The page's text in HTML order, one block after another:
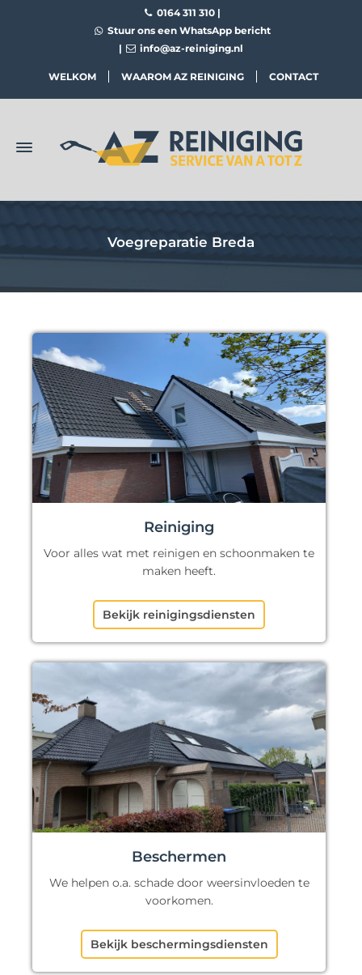
0164 311 310 |
Stuur ons een WhatsApp bericht
|
info@az-reiniging.nl
WELKOM WAAROM AZ REINIGING CONTACT
Voegreparatie Breda
Reiniging
Voor alles wat met reinigen en schoonmaken te
maken heeft.
Bekijk reinigingsdiensten
Beschermen
We helpen o.a. schade door weersinvloeden te
voorkomen.
Bekijk beschermingsdiensten